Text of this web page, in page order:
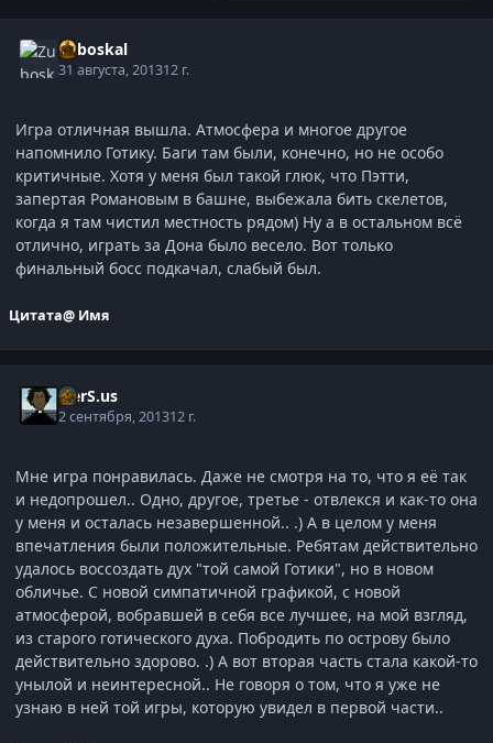
Zuboskal
31 августа, 201312 г.
Игра отличная вышла. Атмосфера и многое другое
напомнило Готику. Баги там были, конечно, но не особо
критичные. Хотя у меня был такой глюк, что Пэтти,
запертая Романовым в башне, выбежала бить скелетов,
когда я там чистил местность рядом) Ну а в остальном всё
отлично, играть за Дона было весело. Вот только
финальный босс подкачал, слабый был.
Цитата@ Имя
V.erS.us
2 сентября, 201312 г.
Мне игра понравилась. Даже не смотря на то, что я её так
и недопрошел.. Одно, другое, третье - отвлекся и как-то она
у меня и осталась незавершенной.. .) А в целом у меня
впечатления были положительные. Ребятам действительно
удалось воссоздать дух "той самой Готики", но в новом
обличье. С новой симпатичной графикой, с новой
атмосферой, вобравшей в себя все лучшее, на мой взгляд,
из старого готического духа. Побродить по острову было
действительно здорово. .) А вот вторая часть стала какой-то
унылой и неинтересной.. Не говоря о том, что я уже не
узнаю в ней той игры, которую увидел в первой части..